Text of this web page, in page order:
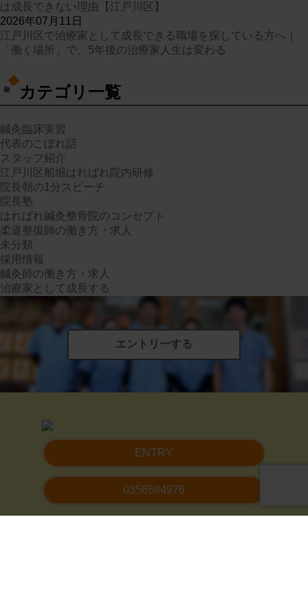
は成長できない理由【江戸川区】
2026年07月11日
江戸川区で治療家として成長できる職場を探している方へ｜
「働く場所」で、5年後の治療家人生は変わる
カテゴリ一覧
鍼灸臨床実習
代表のこぼれ話
スタッフ紹介
江戸川区船堀はればれ院内研修
院長朝の1分スピーチ
院長塾
はればれ鍼灸整骨院のコンセプト
柔道整復師の働き方・求人
未分類
採用情報
鍼灸師の働き方・求人
治療家として成長する
エントリーする
ENTRY
0356584976